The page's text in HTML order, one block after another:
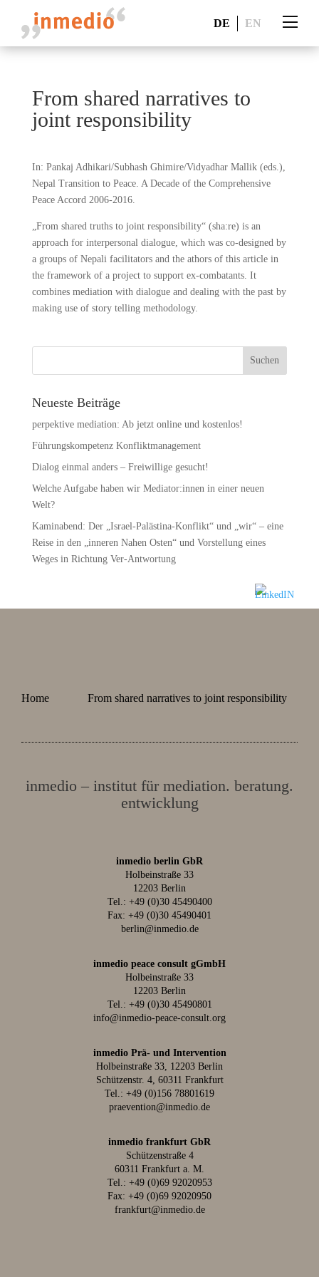
DE EN
From shared narratives to
joint responsibility
In: Pankaj Adhikari/Subhash Ghimire/Vidyadhar Mallik (eds.),
Nepal Transition to Peace. A Decade of the Comprehensive
Peace Accord 2006-2016.
„From shared truths to joint responsibility“ (sha:re) is an
approach for interpersonal dialogue, which was co-designed by
a groups of Nepali facilitators and the athors of this article in
the framework of a project to support ex-combatants. It
combines mediation with dialogue and dealing with the past by
making use of story telling methodology.
Neueste Beiträge
perpektive mediation: Ab jetzt online und kostenlos!
Führungskompetenz Konfliktmanagement
Dialog einmal anders – Freiwillige gesucht!
Welche Aufgabe haben wir Mediator:innen in einer neuen
Welt?
Kaminabend: Der „Israel-Palästina-Konflikt“ und „wir“ – eine
Reise in den „inneren Nahen Osten“ und Vorstellung eines
Weges in Richtung Ver-Antwortung
Home From shared narratives to joint responsibility
inmedio – institut für mediation. beratung.
entwicklung
inmedio berlin GbR
Holbeinstraße 33
12203 Berlin
Tel.: +49 (0)30 45490400
Fax: +49 (0)30 45490401
berlin@inmedio.de
inmedio peace consult gGmbH
Holbeinstraße 33
12203 Berlin
Tel.: +49 (0)30 45490801
info@inmedio-peace-consult.org
inmedio Prä- und Intervention
Holbeinstraße 33, 12203 Berlin
Schützenstr. 4, 60311 Frankfurt
Tel.: +49 (0)156 78801619
praevention@inmedio.de
inmedio frankfurt GbR
Schützenstraße 4
60311 Frankfurt a. M.
Tel.: +49 (0)69 92020953
Fax: +49 (0)69 92020950
frankfurt@inmedio.de